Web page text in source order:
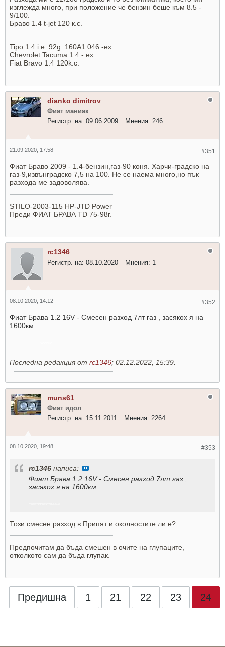
изглежда много, при положение че бензин беше към 8.5 -
9/100.
Браво 1.4 t-jet 120 к.с.
Tipo 1.4 i.e. 92g. 160A1.046 -ex
Chevrolet Tacuma 1.4 - ex
Fiat Bravo 1.4 120k.с.
dianko dimitrov
Фиат маниак
Регистр. на: 09.06.2009 Мнения: 246
#351
21.09.2020, 17:58
Фиат Браво 2009 - 1.4-бензин,газ-90 коня. Харчи-градско на
газ-9,извънградско 7,5 на 100. Не се наема много,но пък
разхода ме задоволява.
STILO-2003-115 HP-JTD Power
Преди ФИАТ БРАВА TD 75-98г.
rc1346
Регистр. на: 08.10.2020 Мнения: 1
#352
08.10.2020, 14:12
Фиат Брава 1.2 16V - Смесен разход 7лт газ , засякох я на
1600км.
Последна редакция от rc1346; 02.12.2022, 15:39
muns61
Фиат идол
Регистр. на: 15.11.2011 Мнения: 2264
#353
08.10.2020, 19:48
rc1346 написа:
Фиат Брава 1.2 16V - Смесен разход 7лт газ ,
засякох я на 1600км.
Този смесен разход в Припят и околностите ли е?
Предпочитам да бъда смешен в очите на глупаците,
отколкото сам да бъда глупак.
Предишна 1 21 22 23 24